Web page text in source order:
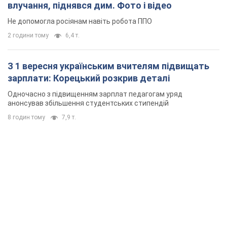
влучання, піднявся дим. Фото і відео
Не допомогла росіянам навіть робота ППО
2 години тому 6,4 т.
З 1 вересня українським вчителям підвищать
зарплати: Корецький розкрив деталі
Одночасно з підвищенням зарплат педагогам уряд
анонсував збільшення студентських стипендій
8 годин тому 7,9 т.